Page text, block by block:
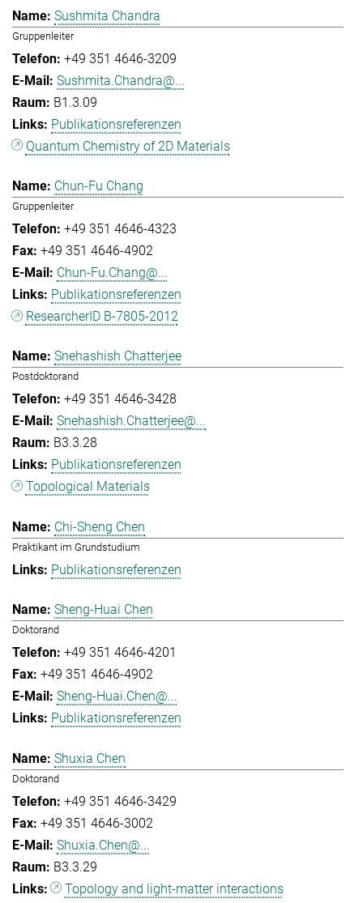
Sushmita Chandra
Gruppenleiter
+49 351 4646-3209
Sushmita.Chandra@...
B1.3.09
Publikationsreferenzen
Quantum Chemistry of 2D Materials
Chun-Fu Chang
Gruppenleiter
+49 351 4646-4323
+49 351 4646-4902
Chun-Fu.Chang@...
Publikationsreferenzen
ResearcherID B-7805-2012
Snehashish Chatterjee
Postdoktorand
+49 351 4646-3428
Snehashish.Chatterjee@...
B3.3.28
Publikationsreferenzen
Topological Materials
Chi-Sheng Chen
Praktikant im Grundstudium
Publikationsreferenzen
Sheng-Huai Chen
Doktorand
+49 351 4646-4201
+49 351 4646-4902
Sheng-Huai.Chen@...
Publikationsreferenzen
Shuxia Chen
Doktorand
+49 351 4646-3429
+49 351 4646-3002
Shuxia.Chen@...
B3.3.29
Topology and light-matter interactions